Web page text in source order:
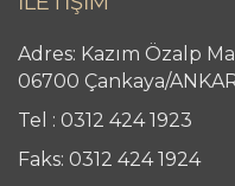
Adres: Kazım Özalp
06700 Çankaya/
Tel : 0312 424 1923
Faks: 0312 424 1924